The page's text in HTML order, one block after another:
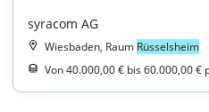
syracom AG
Wiesbaden, Raum Rüsselsheim
Von 40.000,00 € bis 60.000,00 €